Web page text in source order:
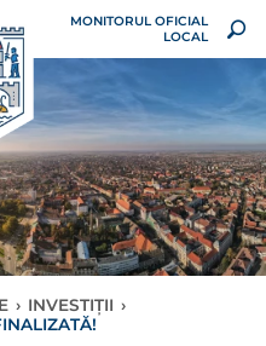
MONITORUL OFICIAL
LOCAL
› INVESTIȚII ›